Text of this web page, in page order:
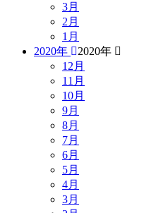
3月
2月
1月
2020年
2020年
12月
11月
10月
9月
8月
7月
6月
5月
4月
3月